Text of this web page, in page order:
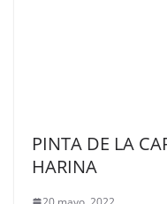
PINTA DE LA
HARINA